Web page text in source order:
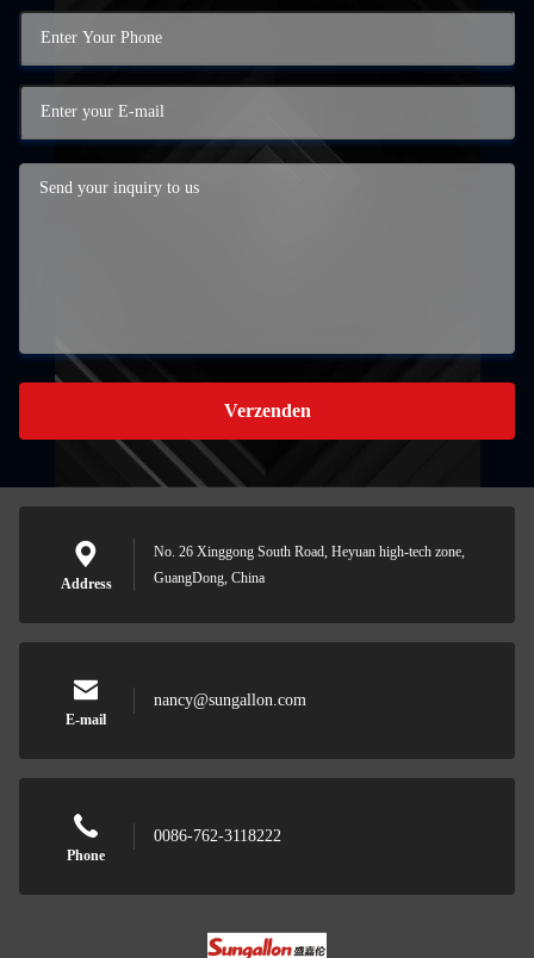
Verzenden
Address
No. 26 Xinggong South Road, Heyuan high-tech zone,
GuangDong, China
E-mail
nancy@sungallon.com
Phone
0086-762-3118222